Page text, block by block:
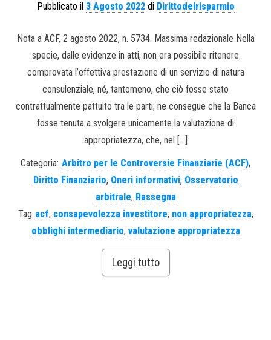
Pubblicato il 3 Agosto 2022di Dirittodelrisparmio
Nota a ACF, 2 agosto 2022, n. 5734. Massima redazionale Nella
specie, dalle evidenze in atti, non era possibile ritenere
comprovata l’effettiva prestazione di un servizio di natura
consulenziale, né, tantomeno, che ciò fosse stato
contrattualmente pattuito tra le parti; ne consegue che la Banca
fosse tenuta a svolgere unicamente la valutazione di
appropriatezza, che, nel […]
Categoria: Arbitro per le Controversie Finanziarie (ACF),
Diritto Finanziario, Oneri informativi, Osservatorio
arbitrale, Rassegna
Tag acf, consapevolezza investitore, non appropriatezza,
obblighi intermediario, valutazione appropriatezza
Leggi tutto